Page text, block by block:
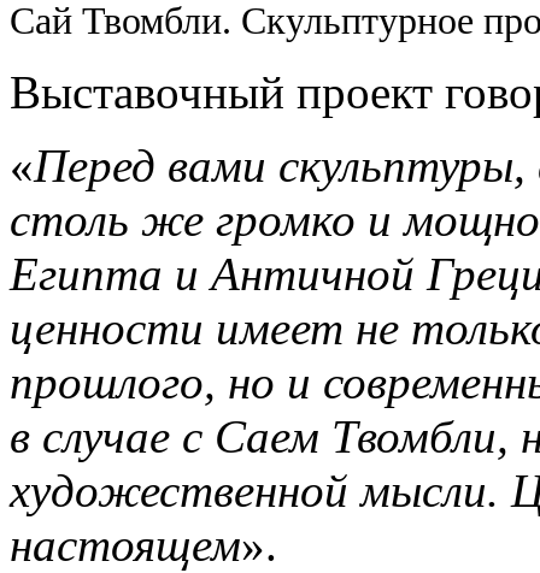
Сай Твомбли. Скульптурное
Выставочный проект
«Перед вами
столь же громко и
Египта и Античной
ценности имеет не
прошлого, но и
в случае с Саем Твомбли,
художественной мысли.
настоящем».